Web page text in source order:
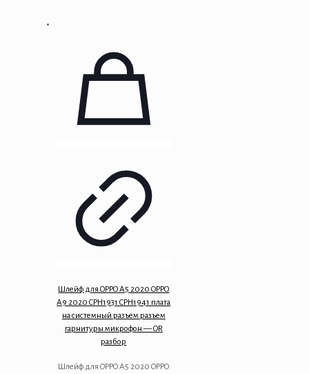
Шлейф для OPPO A5 2020 OPPO
A9 2020 CPH1931 CPH1941 плата
на системный разъем разъем
гарнитуры микрофон — OR
разбор
Шлейф для OPPO A5 2020 OPPO